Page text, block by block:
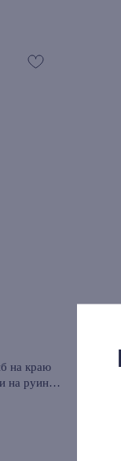
на краю
на руинах